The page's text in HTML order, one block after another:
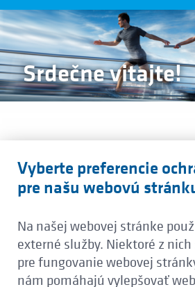
Srdečne vitajte!
lakovanie:
Trvalá ochrana proti korózii
tam, kde sa vytrénované
spoja, kde sa s istotou
súčasti procesu a každý
sa presadí so
Vyberte preferencie
pre našu webovú
Na našej webovej stránke
externé služby. Niektoré z
pre fungovanie webovej
nám pomáhajú vylepšovať